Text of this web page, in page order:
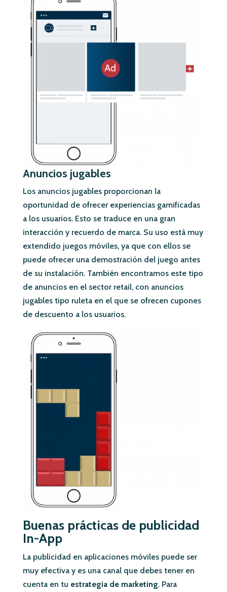
Anuncios jugables
Los anuncios jugables proporcionan la
oportunidad de ofrecer experiencias gamificadas
a los usuarios. Esto se traduce en una gran
interacción y recuerdo de marca. Su uso está muy
extendido juegos móviles, ya que con ellos se
puede ofrecer una demostración del juego antes
de su instalación. También encontramos este tipo
de anuncios en el sector retail, con anuncios
jugables tipo ruleta en el que se ofrecen cupones
de descuento a los usuarios.
Buenas prácticas de publicidad
In-App
La publicidad en aplicaciones móviles puede ser
muy efectiva y es una canal que debes tener en
cuenta en tu estrategia de marketing. Para